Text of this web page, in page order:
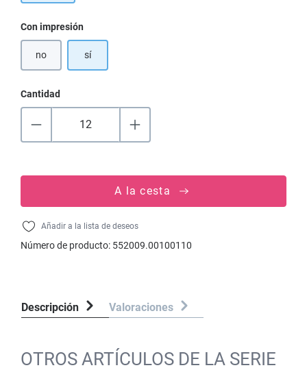
Seleccione
Con impresión
no sí
Cantidad
A la cesta
Añadir a la lista de deseos
Número de producto: 552009.00100110
Descripción Valoraciones
OTROS ARTÍCULOS DE LA SERIE